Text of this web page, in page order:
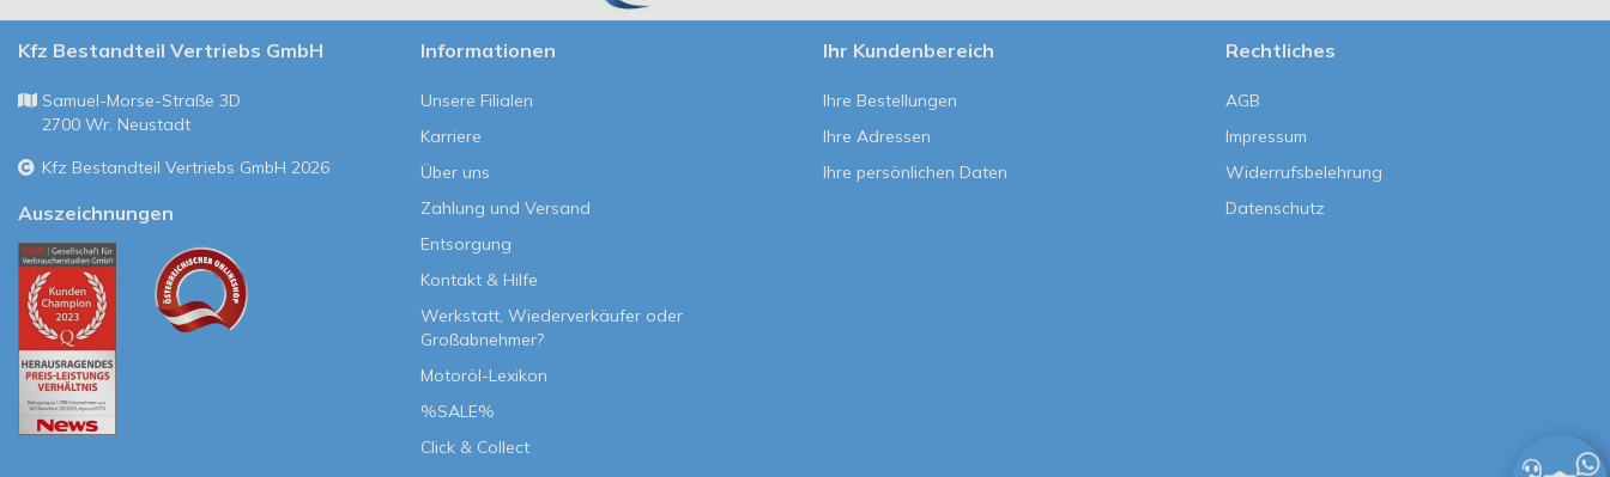
Kfz Bestandteil Vertriebs GmbH
Samuel-Morse-Straße 3D
2700 Wr. Neustadt
Kfz Bestandteil Vertriebs GmbH 2026
Auszeichnungen
Informationen
Unsere Filialen
Karriere
Über uns
Zahlung und Versand
Entsorgung
Kontakt & Hilfe
Werkstatt, Wiederverkäufer oder
Großabnehmer?
Motoröl-Lexikon
%SALE%
Click & Collect
Ihr Kundenbereich
Ihre Bestellungen
Ihre Adressen
Ihre persönlichen Daten
Rechtliches
AGB
Impressum
Widerrufsbelehrung
Datenschutz